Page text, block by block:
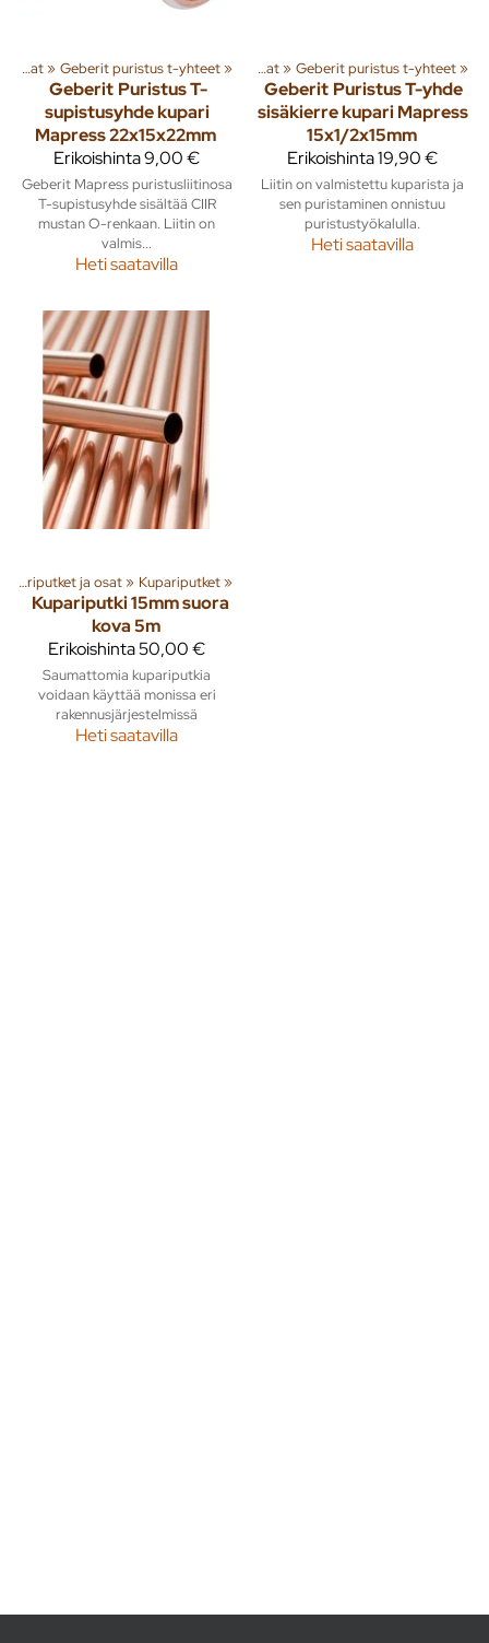
Kupariputket ja osat‪» Geberit puristus t-yhteet‪»
Geberit Puristus T-
supistusyhde kupari
Mapress 22x15x22mm
Erikoishinta9,00 €
Geberit Mapress puristusliitinosa
T-supistusyhde sisältää CIIR
mustan O-renkaan. Liitin on
valmis...
Heti saatavilla
‪»Putket ja liittimet‪» Kupariputket ja osat‪» Geberit puristus t-yhteet‪»
Geberit Puristus T-yhde
sisäkierre kupari Mapress
15x1/2x15mm
Erikoishinta19,90 €
Liitin on valmistettu kuparista ja
sen puristaminen onnistuu
puristustyökalulla.
Heti saatavilla
Kupariputket ja osat‪» Kupariputket‪»
Kupariputki 15mm suora
kova 5m
Erikoishinta50,00 €
Saumattomia kupariputkia
voidaan käyttää monissa eri
rakennusjärjestelmissä
Heti saatavilla